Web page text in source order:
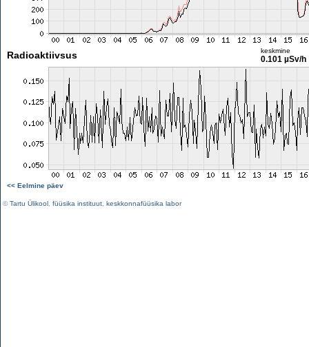
Radioaktiivsus keskmine
0.101 µSv/h
<< Eelmine päev
©Tartu Ülikool füüsika instituut keskkonnafüüsika labor